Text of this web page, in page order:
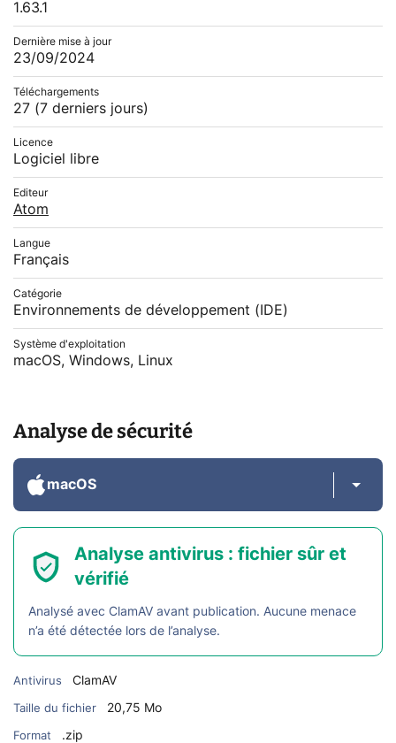
1.63.1
Dernière mise à jour
23/09/2024
Téléchargements
27 (7 derniers jours)
Licence
Logiciel libre
Editeur
Atom
Langue
Français
Catégorie
Environnements de développement (IDE)
Système d'exploitation
macOS, Windows, Linux
Analyse de sécurité
macOS
Analyse antivirus : fichier sûr et
vérifié
Analysé avec ClamAV avant publication. Aucune menace
n’a été détectée lors de l’analyse.
Antivirus ClamAV
Taille du fichier 20,75 Mo
Format .zip